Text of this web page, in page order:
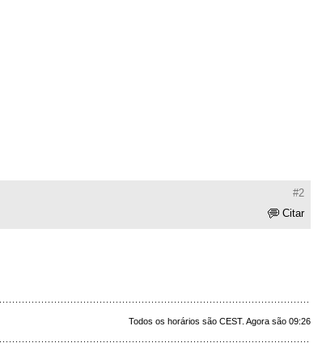
#2
Citar
Todos os horários são CEST. Agora são 09:26